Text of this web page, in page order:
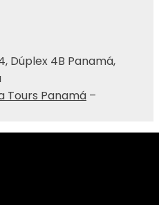
Dúplex 4B Panamá,
Tours Panamá –